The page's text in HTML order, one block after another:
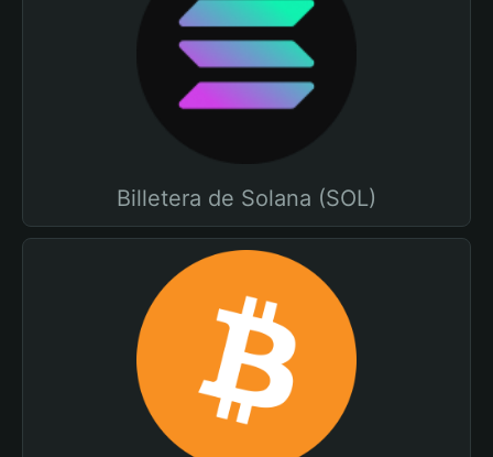
Billetera de Solana (SOL)